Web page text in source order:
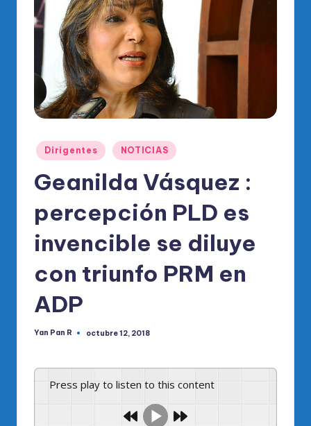
di
o
fi
al
el
R
M
Publicado
en
Dirigentes NOTICIAS
Geanilda Vásquez :
percepción PLD es
invencible se diluye
con triunfo PRM en
ADP
Publicado
Yan Pan R octubre 12, 2018
Press play to listen to this content